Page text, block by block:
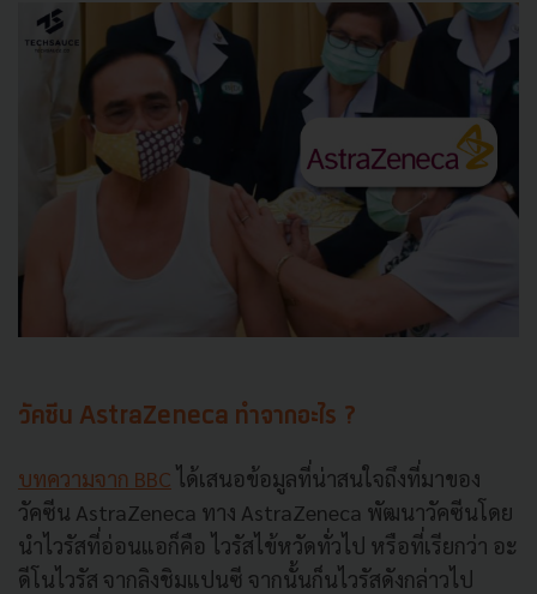
วัคซีน AstraZeneca ทำจากอะไร ?
บทความจาก BBC ได้เสนอข้อมูลที่น่าสนใจถึงที่มาของ
วัคซีน AstraZeneca ทาง AstraZeneca พัฒนาวัคซีนโดย
นำไวรัสที่อ่อนแอก็คือ ไวรัสไข้หวัดทั่วไป หรือที่เรียกว่า อะ
ดีโนไวรัส จากลิงชิมแปนซี จากนั้นก็นไวรัสดังกล่าวไป